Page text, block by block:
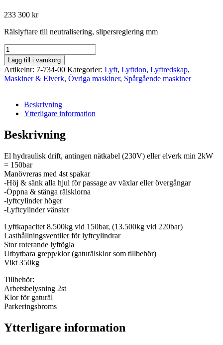
233 300 kr
Rälslyftare till neutralisering, slipersreglering mm
Rälslyftare
mängd
Lägg till i varukorg
Artikelnr: 7-734-00 Kategorier: Lyft, Lyftdon, Lyftredskap,
Maskiner & Elverk, Övriga maskiner, Spårgående maskiner
Beskrivning
Ytterligare information
Beskrivning
El hydraulisk drift, antingen nätkabel (230V) eller elverk min 2kW
= 150bar
Manövreras med 4st spakar
-Höj & sänk alla hjul för passage av växlar eller övergångar
-Öppna & stänga rälsklorna
-lyftcylinder höger
-Lyftcylinder vänster
Lyftkapacitet 8.500kg vid 150bar, (13.500kg vid 220bar)
Lasthållningsventiler för lyftcylindrar
Stor roterande lyftögla
Utbytbara grepp/klor (gaturälsklor som tillbehör)
Vikt 350kg
Tillbehör:
Arbetsbelysning 2st
Klor för gaturäl
Parkeringsbroms
Ytterligare information